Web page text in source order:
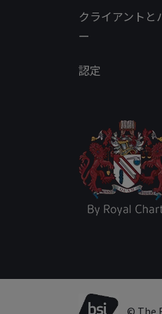
クライアントと
ー
認定
© The